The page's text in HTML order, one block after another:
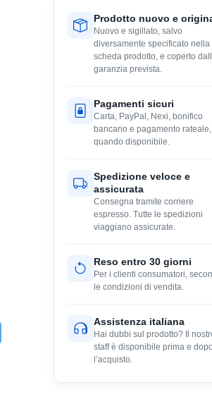
Prodotto nuovo e
Nuovo e sigillato, salvo
diversamente specificato nella
scheda prodotto, e coperto
garanzia prevista.
Pagamenti sicuri
Carta, PayPal, Nexi, bonifico
bancario e pagamento rateale,
quando disponibile.
Spedizione veloce e
assicurata
Consegna tramite corriere
espresso. Tutte le spedizioni
viaggiano assicurate.
Reso entro 30 giorni
Per i clienti consumatori,
le condizioni di vendita.
Assistenza italiana
Hai dubbi sul prodotto? Il
staff è disponibile prima e dopo
l’acquisto.